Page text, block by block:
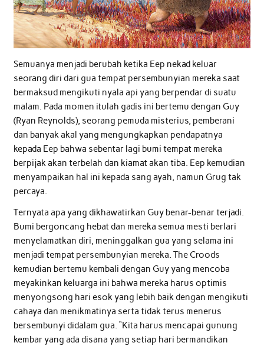
Semuanya menjadi berubah ketika Eep nekad keluar
seorang diri dari gua tempat persembunyian mereka saat
bermaksud mengikuti nyala api yang berpendar di suatu
malam. Pada momen itulah gadis ini bertemu dengan Guy
(Ryan Reynolds), seorang pemuda misterius, pemberani
dan banyak akal yang mengungkapkan pendapatnya
kepada Eep bahwa sebentar lagi bumi tempat mereka
berpijak akan terbelah dan kiamat akan tiba. Eep kemudian
menyampaikan hal ini kepada sang ayah, namun Grug tak
percaya.
Ternyata apa yang dikhawatirkan Guy benar-benar terjadi.
Bumi bergoncang hebat dan mereka semua mesti berlari
menyelamatkan diri, meninggalkan gua yang selama ini
menjadi tempat persembunyian mereka. The Croods
kemudian bertemu kembali dengan Guy yang mencoba
meyakinkan keluarga ini bahwa mereka harus optimis
menyongsong hari esok yang lebih baik dengan mengikuti
cahaya dan menikmatinya serta tidak terus menerus
bersembunyi didalam gua. “Kita harus mencapai gunung
kembar yang ada disana yang setiap hari bermandikan